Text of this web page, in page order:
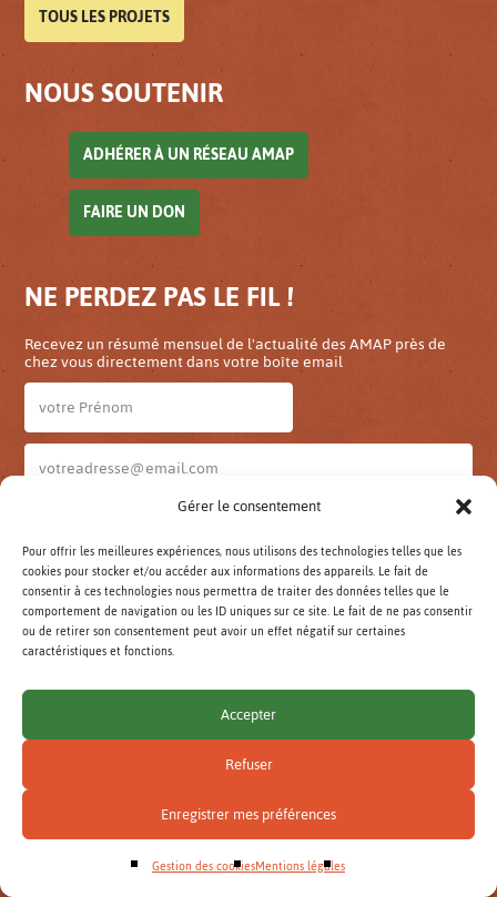
Gérer le consentement
Pour offrir les meilleures expériences, nous utilisons des technologies telles que les
cookies pour stocker et/ou accéder aux informations des appareils. Le fait de
consentir à ces technologies nous permettra de traiter des données telles que le
comportement de navigation ou les ID uniques sur ce site. Le fait de ne pas consentir
ou de retirer son consentement peut avoir un effet négatif sur certaines
caractéristiques et fonctions.
Accepter
Refuser
Enregistrer mes préférences
Gestion des cookiesMentions légales
TOUS LES PROJETS
NOUS SOUTENIR
ADHÉRER À UN RÉSEAU AMAP
FAIRE UN DON
NE PERDEZ PAS LE FIL !
Recevez un résumé mensuel de l'actualité des AMAP près de
chez vous directement dans votre boîte email
Infos AURA
JE M'ABONNE
Lettre d'infos AuRA archivées
Rechercher
Mentions légales
Gestion des cookies